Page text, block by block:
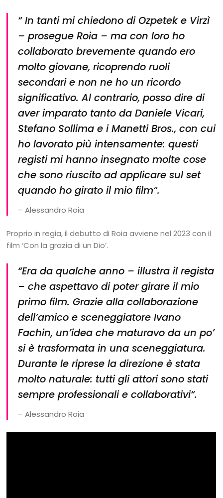
“ In tanti mi chiedono di Ozpetek e Virzì
– prosegue Roia –ma con loro ho
collaborato brevemente quando ero
molto giovane, ricoprendo ruoli
secondari e non ne ho un ricordo
significativo. Al contrario, posso dire di
aver imparato tanto da Daniele Vicari,
Stefano Sollima e i Manetti Bros., con cui
ho lavorato più intensamente: questi
registi mi hanno insegnato molte cose
che sono riuscito ad applicare sul set
quando ho girato il mio film“.
– Alessandro Roia
Proprio in regia, il debutto di Roia avviene nel 2023 con il
film ‘Con la grazia di un Dio’.
“Era da qualche anno – illustra il regista
–che aspettavo di poter girare il mio
primo film. Grazie alla collaborazione
dell’amico e sceneggiatore Ivano
Fachin, un’idea che maturavo da un po’
si è trasformata in una sceneggiatura.
Durante le riprese la direzione è stata
molto naturale: tutti gli attori sono stati
sempre professionali e collaborativi“.
– Alessandro Roia